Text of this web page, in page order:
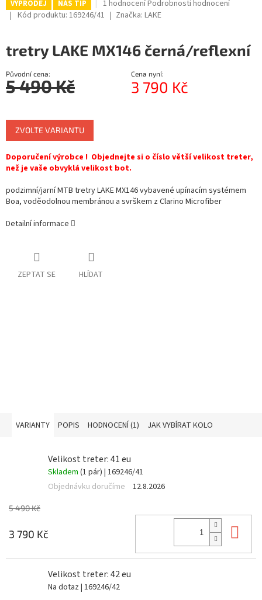
M
VÝPRODEJ NÁŠ TIP
Průměrné
hodnocení
5,0
z
hvězdiček.
1 hodnoceníPodrobnosti hodnocení
Kód produktu: 169246/41 Značka:LAKE
tretry LAKE MX146 černá/reflexní
Původní cena:
5 490 Kč
Cena nyní:
3 790 Kč
cena:
ZVOLTE VARIANTU
Doporučení výrobce ! Objednejte si o číslo větší velikost treter,
než je vaše obvyklá velikost bot.
podzimní/jarní MTB tretry LAKE MX146 vybavené upínacím systémem
Boa, voděodolnou membránou a svrškem z Clarino Microfiber
Detailní informace
ZEPTAT SE HLÍDAT
VARIANTY POPIS HODNOCENÍ (1) JAK VYBÍRAT KOLO
Velikost treter: 41 eu
Skladem (1 pár) | 169246/41
Objednávku doručíme
12.8.2026
5 490 Kč
3 790 Kč
Velikost treter: 42 eu
Na dotaz| 169246/42